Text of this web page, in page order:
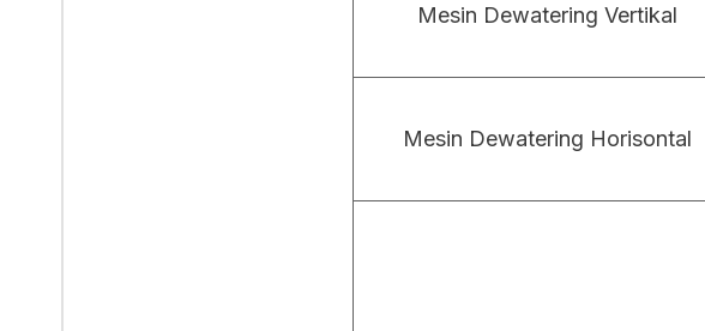
Mesin Dewatering Vertikal
Mesin Dewatering Horisontal